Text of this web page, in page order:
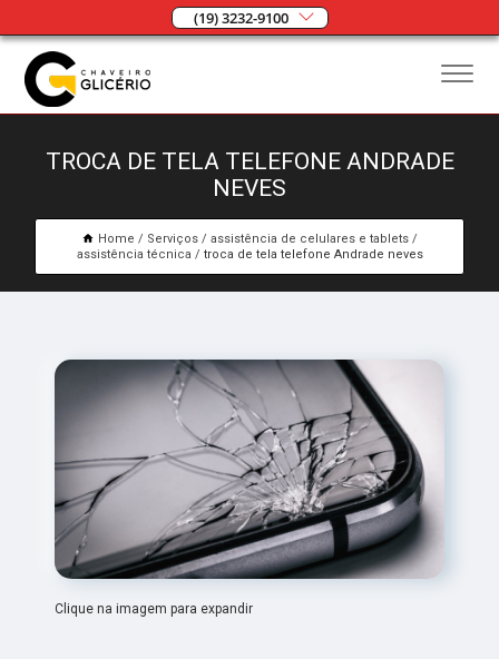
(19) 3232-9100
TROCA DE TELA TELEFONE ANDRADE
NEVES
Home Serviços
assistência de celulares e tablets
assistência técnica
troca de tela telefone Andrade neves
Clique na imagem para expandir